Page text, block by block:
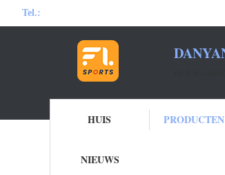
Tel.:
HUIS PRODUCTEN
NIEUWS